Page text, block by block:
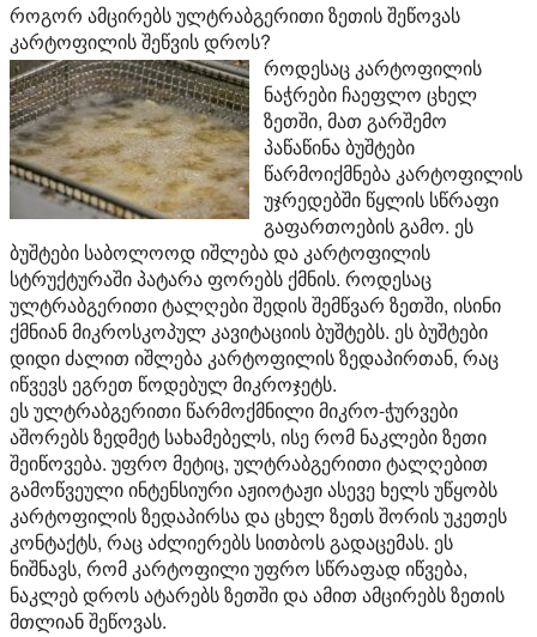
როგორ ამცირებს ულტრაბგერითი ზეთის შეწოვას
კარტოფილის შეწვის დროს?
როდესაც კარტოფილის
ნაჭრები ჩაეფლო ცხელ
ზეთში, მათ გარშემო
პაწაწინა ბუშტები
წარმოიქმნება კარტოფილის
უჯრედებში წყლის სწრაფი
გაფართოების გამო. ეს
ბუშტები საბოლოოდ იშლება და კარტოფილის
სტრუქტურაში პატარა ფორებს ქმნის. როდესაც
ულტრაბგერითი ტალღები შედის შემწვარ ზეთში, ისინი
ქმნიან მიკროსკოპულ კავიტაციის ბუშტებს. ეს ბუშტები
დიდი ძალით იშლება კარტოფილის ზედაპირთან, რაც
იწვევს ეგრეთ წოდებულ მიკროჯეტს.
ეს ულტრაბგერითი წარმოქმნილი მიკრო-ჭურვები
აშორებს ზედმეტ სახამებელს, ისე რომ ნაკლები ზეთი
შეიწოვება. უფრო მეტიც, ულტრაბგერითი ტალღებით
გამოწვეული ინტენსიური აჟიოტაჟი ასევე ხელს უწყობს
კარტოფილის ზედაპირსა და ცხელ ზეთს შორის უკეთეს
კონტაქტს, რაც აძლიერებს სითბოს გადაცემას. ეს
ნიშნავს, რომ კარტოფილი უფრო სწრაფად იწვება,
ნაკლებ დროს ატარებს ზეთში და ამით ამცირებს ზეთის
მთლიან შეწოვას.